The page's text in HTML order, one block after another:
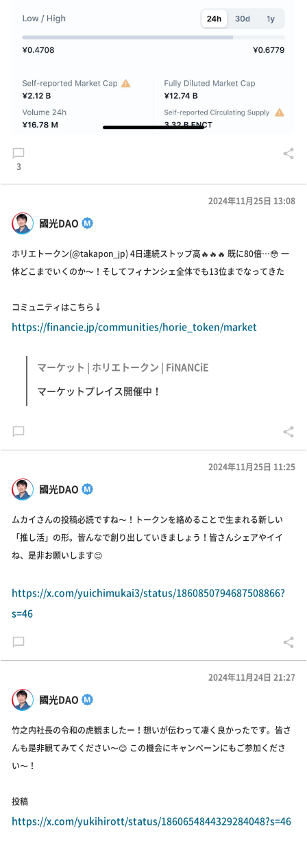
3
國光DAO
2024年11月25日 13:08
ホリエトークン(@takapon_jp) 4日連続ストップ高🔥🔥🔥 既に80倍…😳 一
体どこまでいくのか〜！そしてフィナンシェ全体でも13位までなってきた
コミュニティはこちら↓
https://financie.jp/communities/horie_token/market
マーケット | ホリエトークン | FiNANCiE
マーケットプレイス開催中！
國光DAO
2024年11月25日 11:25
ムカイさんの投稿必読ですね〜！トークンを絡めることで生まれる新しい
「推し活」の形。皆んなで創り出していきましょう！皆さんシェアやイイ
ね、是非お願いします😊
https://x.com/yuichimukai3/status/1860850794687508866?
s=46
國光DAO
2024年11月24日 21:27
竹之内社長の令和の虎観ましたー！想いが伝わって凄く良かったです。皆さ
んも是非観てみてください〜😊 この機会にキャンペーンにもご参加くださ
い〜！
投稿
https://x.com/yukihirott/status/1860654844329284048?s=46